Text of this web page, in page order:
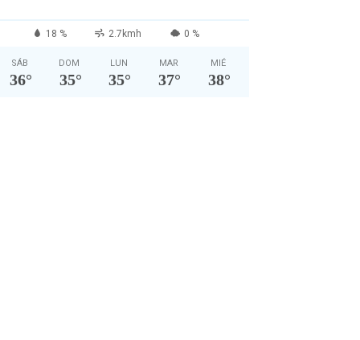
18 % 2.7kmh 0 %
SÁB
36°
DOM
35°
LUN
35°
MAR
37°
MIÉ
38°